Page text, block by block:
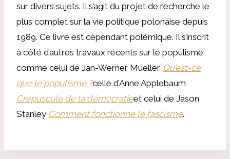
sur divers sujets. Il s’agit du projet de recherche le
plus complet sur la vie politique polonaise depuis
1989. Ce livre est cependant polémique. Il s’inscrit
à côté d’autres travaux récents sur le populisme
comme celui de Jan-Werner Mueller. Qu’est-ce
que le populisme ?celle d’Anne Applebaum
Crépuscule de la démocratieet celui de Jason
Stanley Comment fonctionne le fascisme.